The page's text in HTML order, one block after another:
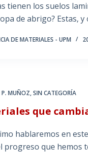
tienen los suelos
de abrigo? Estas,
DE MATERIALES - UPM
MUÑOZ,SIN CATEGORÍA
que
hablaremos en
progreso que hemos